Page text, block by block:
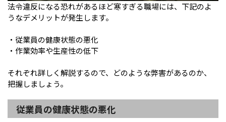
法令違反になる恐れがあるほど寒すぎる職場には、下記のよ
うなデメリットが発生します。
・従業員の健康状態の悪化
・作業効率や生産性の低下
それぞれ詳しく解説するので、どのような弊害があるのか、
把握しましょう。
従業員の健康状態の悪化